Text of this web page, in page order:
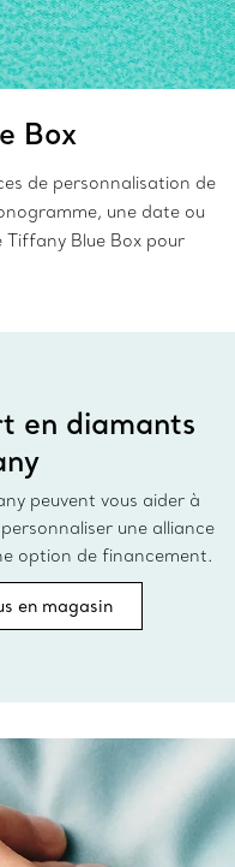
Box
de personnalisation de
une date ou
Tiffany Blue Box pour
en diamants
peuvent vous aider à
une alliance
option de financement.
en magasin